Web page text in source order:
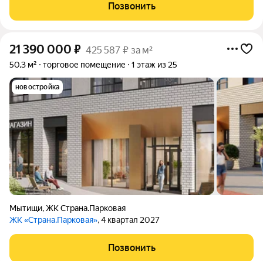
Позвонить
21 390 000 ₽ 425 587 ₽ за м²
50,3 м² торговое помещение 1 этаж из 25
новостройка
Мытищи,ЖК Страна.Парковая
ЖК «Страна.Парковая», 4 квартал 2027
Позвонить